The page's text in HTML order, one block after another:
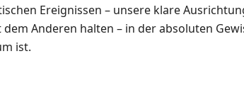
Ereignissen – unsere klare
Anderen halten – in der absoluten
ist.